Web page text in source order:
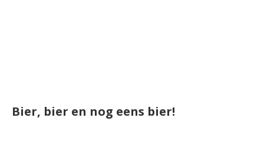
Bier, bier en nog eens bier!